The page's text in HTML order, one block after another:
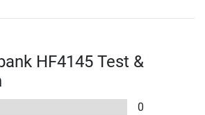
HF4145 Test &
0